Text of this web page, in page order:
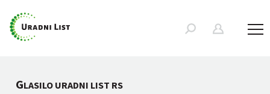
GLASILO URADNI LIST RS